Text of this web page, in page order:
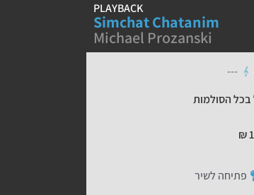
PLAYBACK
Simchat Chatanim
Michael Prozanski
---
בכל הסולמות
₪
פתיחה לשיר